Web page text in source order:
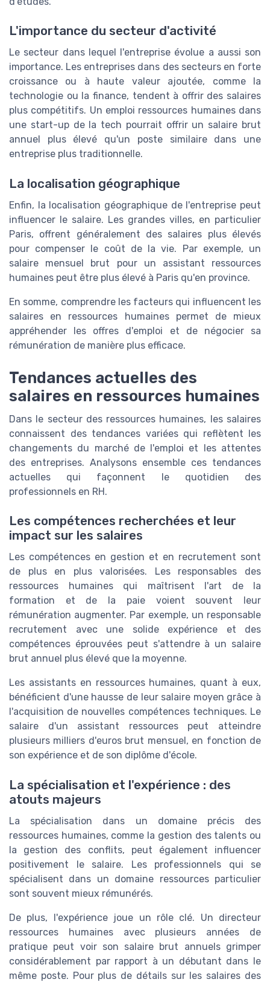
L'importance du secteur d'activité
Le secteur dans lequel l'entreprise évolue a aussi son
importance. Les entreprises dans des secteurs en forte
croissance ou à haute valeur ajoutée, comme la
technologie ou la finance, tendent à offrir des salaires
plus compétitifs. Un emploi ressources humaines dans
une start-up de la tech pourrait offrir un salaire brut
annuel plus élevé qu'un poste similaire dans une
entreprise plus traditionnelle.
La localisation géographique
Enfin, la localisation géographique de l'entreprise peut
influencer le salaire. Les grandes villes, en particulier
Paris, offrent généralement des salaires plus élevés
pour compenser le coût de la vie. Par exemple, un
salaire mensuel brut pour un assistant ressources
humaines peut être plus élevé à Paris qu'en province.
En somme, comprendre les facteurs qui influencent les
salaires en ressources humaines permet de mieux
appréhender les offres d'emploi et de négocier sa
rémunération de manière plus efficace.
Tendances actuelles des
salaires en ressources humaines
Dans le secteur des ressources humaines, les salaires
connaissent des tendances variées qui reflètent les
changements du marché de l'emploi et les attentes
des entreprises. Analysons ensemble ces tendances
actuelles qui façonnent le quotidien des
professionnels en RH.
Les compétences recherchées et leur
impact sur les salaires
Les compétences en gestion et en recrutement sont
de plus en plus valorisées. Les responsables des
ressources humaines qui maîtrisent l'art de la
formation et de la paie voient souvent leur
rémunération augmenter. Par exemple, un responsable
recrutement avec une solide expérience et des
compétences éprouvées peut s'attendre à un salaire
brut annuel plus élevé que la moyenne.
Les assistants en ressources humaines, quant à eux,
bénéficient d'une hausse de leur salaire moyen grâce à
l'acquisition de nouvelles compétences techniques. Le
salaire d'un assistant ressources peut atteindre
plusieurs milliers d'euros brut mensuel, en fonction de
son expérience et de son diplôme d'école.
La spécialisation et l'expérience : des
atouts majeurs
La spécialisation dans un domaine précis des
ressources humaines, comme la gestion des talents ou
la gestion des conflits, peut également influencer
positivement le salaire. Les professionnels qui se
spécialisent dans un domaine ressources particulier
sont souvent mieux rémunérés.
De plus, l'expérience joue un rôle clé. Un directeur
ressources humaines avec plusieurs années de
pratique peut voir son salaire brut annuels grimper
considérablement par rapport à un débutant dans le
même poste. Pour plus de détails sur les salaires des